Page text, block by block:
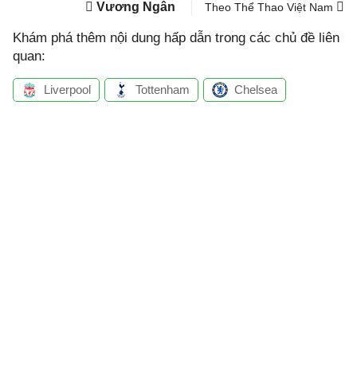
Vương Ngân Theo Thể Thao Việt Nam
Khám phá thêm nội dung hấp dẫn trong các chủ đề liên
quan:
Liverpool Tottenham Chelsea